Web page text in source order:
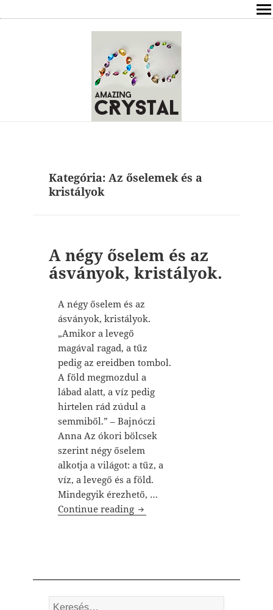
ÍRÁSOK
ÁSVÁNYOK HATÁSAI
ONLINE GYÓGYÍTÁS,TANÁCSADÁS
Kategória: Az őselemek és a
kristályok
A négy őselem és az
ásványok, kristályok.
A négy őselem és az
ásványok, kristályok.
„Amikor a levegő
magával ragad, a tűz
pedig az ereidben tombol.
A föld megmozdul a
lábad alatt, a víz pedig
hirtelen rád zúdul a
semmiből.” – Bajnóczi
Anna Az ókori bölcsek
szerint négy őselem
alkotja a világot: a tűz, a
víz, a levegő és a föld.
Mindegyik érezhető, …
Continue reading A négy őselem és az
Keresés: